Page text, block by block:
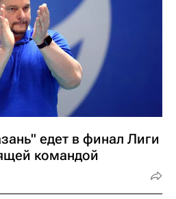
едет в финал Лиги
командой